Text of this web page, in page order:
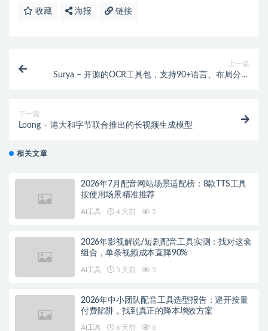
收藏 海报 链接
上一篇
Surya – 开源的OCR工具包，支持90+语言、布局分析
下一篇
Loong – 港大和字节联合推出的长视频生成模型
相关文章
2026年7月配音网站场景适配榜：8款TTS工具
按使用场景精准推荐
AI工具 4 天前 5
2026年影视解说/短剧配音工具实测：找对这套
组合，单条视频成本直降90%
AI工具 5 天前 5
2026年中小团队配音工具选型报告：避开按量
付费陷阱，找到真正的降本增效方案
AI工具 6 天前 6